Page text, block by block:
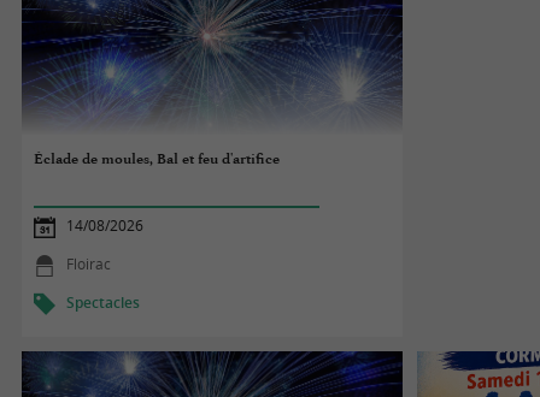
Éclade de moules, Bal et feu d'artifice
14/08/2026
Floirac
Spectacles